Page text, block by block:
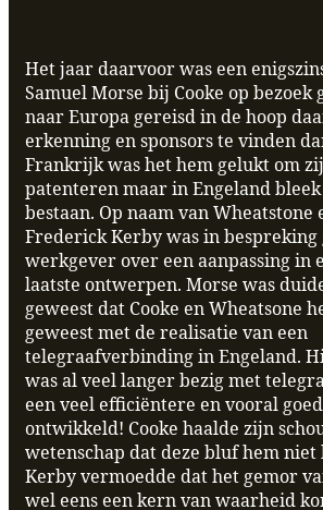
Het jaar daarvoor was een
Samuel Morse bij Cooke op bezoek
naar Europa gereisd in de hoop
erkenning en sponsors te vinden
Frankrijk was het hem gelukt om
patenteren maar in Engeland
bestaan. Op naam van Wheatstone
Frederick Kerby was in
werkgever over een aanpassing in
laatste ontwerpen. Morse was
geweest dat Cooke en Wheatsone
geweest met de realisatie van een
telegraafverbinding in Engeland.
was al veel langer bezig met
een veel efficiëntere en vooral
ontwikkeld! Cooke haalde zijn
wetenschap dat deze bluf hem
Kerby vermoedde dat het gemor
wel eens een kern van waarheid